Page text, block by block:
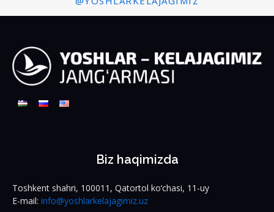
Biz haqimizda
Toshkent shahri, 100011, Qatortol ko‘chasi, 11-uy
E-mail: info@yoshlarkelajagimiz.uz